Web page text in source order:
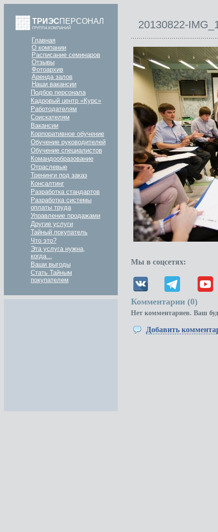
ТРИЭСПЕРСОНАЛ
ГРУППА КОМПАНИЙ
Главная
О компании
Расписание семинаров
Отзывы
Фотоархив
Аренда залов
Наши вакансии
Подбор персонала
Кадровый центр «Курс»
Работодателям
Соискателям
Вакансии
Корпоративное обучение
Обучение руководителей
Обучение специалистов
Командообразование
Отраслевые
Тренинги под заказ
Консалтинг
Разработка стандартов
Разработка системы
оплаты труда
Управление продажами
Другие услуги
Тайный покупатель
Что это?
Эта услуга нужна,
когда...
Ваши выгоды
Стать Тайным
покупателем
20130822-
Мы в соцсетях:
Комментарии (0)
Нет комментариев. Ваш
Добавить